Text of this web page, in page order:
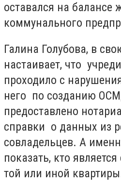
оставался на балансе
коммунального
Галина Голубова, в
настаивает, что
проходило с
него по созданию
предоставлено
справки о данных из
совладельцев. А
показать, кто
той или иной